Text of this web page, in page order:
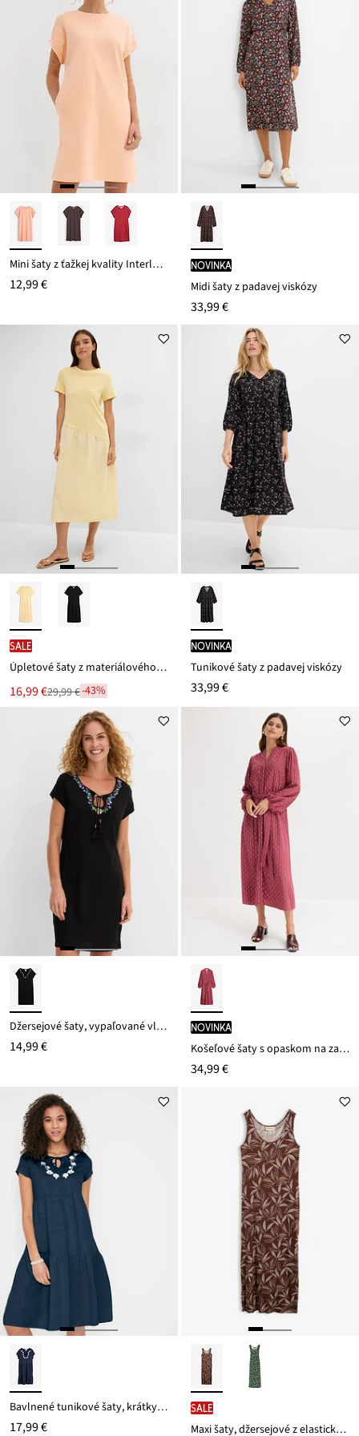
Mini šaty z ťažkej kvality Interlock
12,99 €
novinka
Midi šaty z padavej viskózy
33,99 €
SALE
Úpletové šaty z materiálového mixu
Nová
cena
16,99 €
Zľava 29,99 €-43%
novinka
Tunikové šaty z padavej viskózy
33,99 €
Džersejové šaty, vypaľované vlákno
14,99 €
novinka
Košeľové šaty s opaskom na zaviazanie
34,99 €
Bavlnené tunikové šaty, krátky rukáv
17,99 €
SALE
Maxi šaty, džersejové z elastického mixu viskózy